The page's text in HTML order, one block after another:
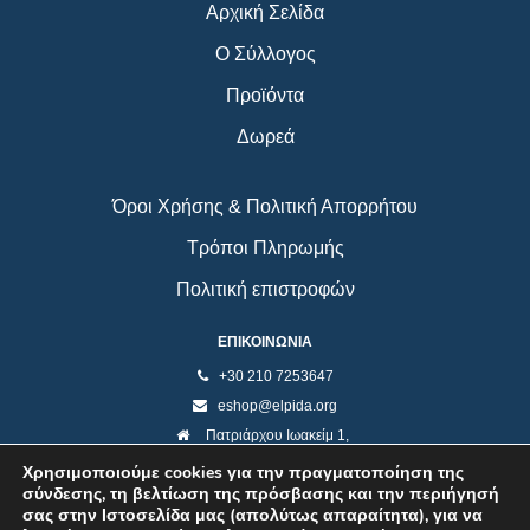
Αρχική Σελίδα
Ο Σύλλογος
Προϊόντα
Δωρεά
Όροι Χρήσης & Πολιτική Απορρήτου
Τρόποι Πληρωμής
Πολιτική επιστροφών
ΕΠΙΚΟΙΝΩΝΙΑ
+30 210 7253647
eshop@elpida.org
Πατριάρχου Ιωακείμ 1,
Χρησιμοποιούμε cookies για την πραγματοποίηση της
σύνδεσης, τη βελτίωση της πρόσβασης και την περιήγησή
σας στην Ιστοσελίδα μας (απολύτως απαραίτητα), για να